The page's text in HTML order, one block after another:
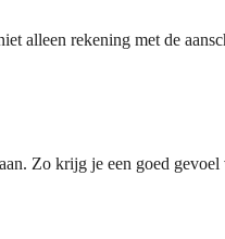
alleen rekening met de
Zo krijg je een goed